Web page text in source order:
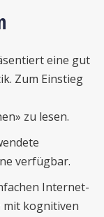
eine gut
Zum Einstieg
zu lesen.
verfügbar.
Internet-
mit kognitiven